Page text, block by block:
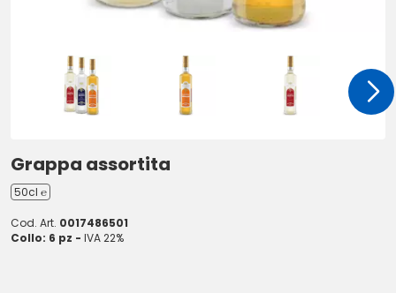
Grappa assortita
50cl ℮
Cod. Art. 0017486501
Collo: 6 pz - IVA 22%